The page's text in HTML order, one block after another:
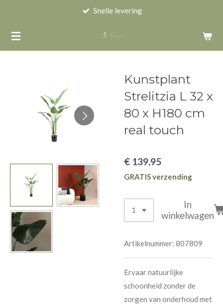
naar
de
Snelle levering
Kunstplant
Strelitzia L 32 x
80 x H180 cm
real touch
€ 139,95
GRATIS verzending
In
winkelwagen
Artikelnummer: 807809
Ervaar natuurlijke
schoonheid zonder de
zorgen van onderhoud met